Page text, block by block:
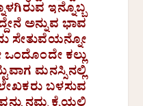
ಇನ್ನೊಬ್ಬ
ಅನ್ನುವ ಭಾವ
ಸೇತುವೆಯನ್ನೋ
ಕಲ್ಲು
ಮನಸ್ಸಿನಲ್ಲಿ
ಬಳಸುವ